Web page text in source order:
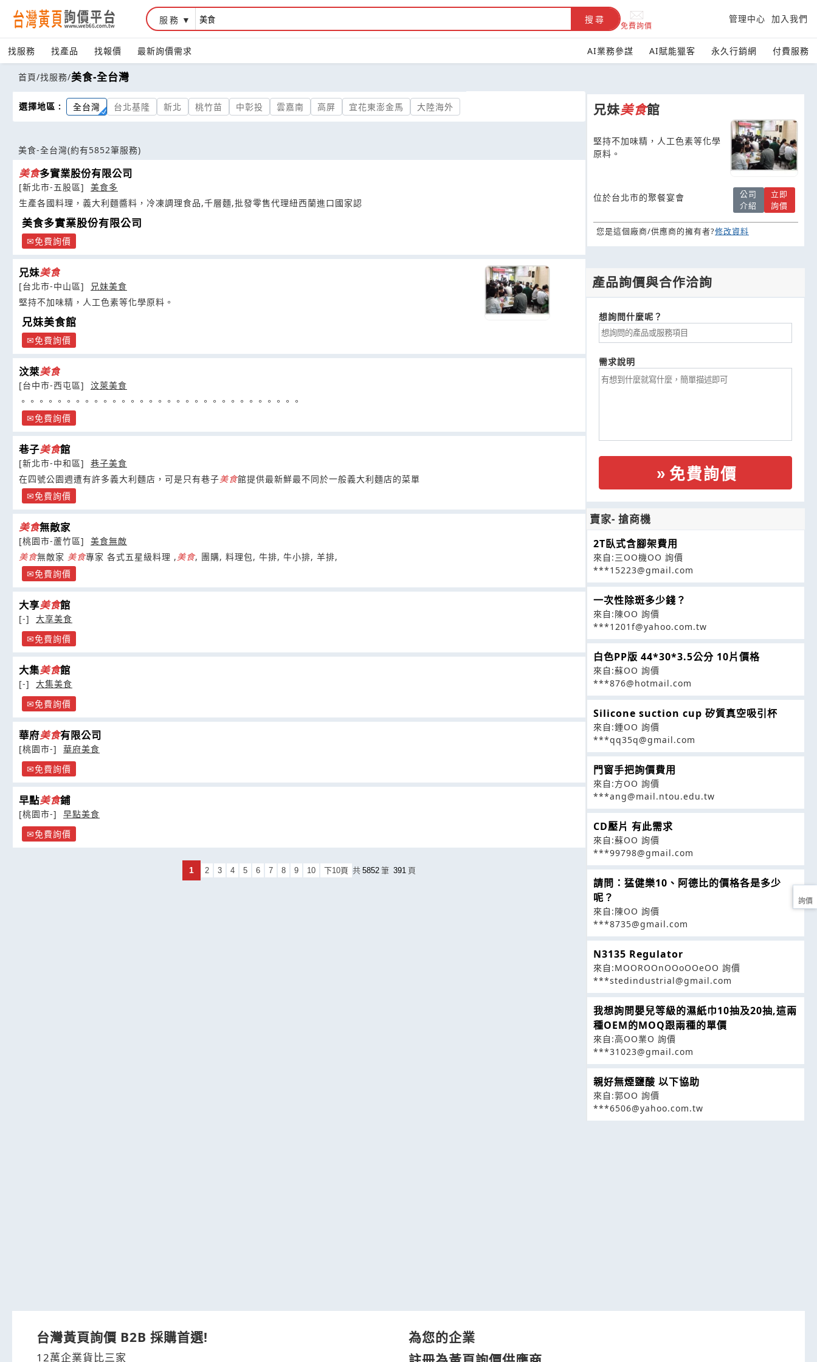
服務 搜尋
免費詢價
管理中心 加入我們
找服務 找產品 找報價 最新詢價需求 AI業務參謀 AI賦能獵客 永久行銷網 付費服務
首頁/找服務/美食-全台灣
選擇地區 : 全台灣 台北基隆 新北 桃竹苗 中彰投 雲嘉南 高屏 宜花東澎金馬 大陸海外
美食-全台灣(約有5852筆服務)
美食多實業股份有限公司
[新北市-五股區]
美食多
生產各國料理，義大利麵醬料，冷凍調理食品,千層麵,批發零售代理紐西蘭進口國家認
美食多實業股份有限公司
免費詢價
兄妹美食
[台北市-中山區]
兄妹美食
堅持不加味精，人工色素等化學原料。
兄妹美食館
免費詢價
汶萊美食
[台中市-西屯區]
汶萊美食
。。。。。。。。。。。。。。。。。。。。。。。。。。。。。。。
免費詢價
巷子美食館
[新北市-中和區]
巷子美食
在四號公園週遭有許多義大利麵店，可是只有巷子美食館提供最新鮮最不同於一般義大利麵店的菜單
免費詢價
美食無敵家
[桃園市-蘆竹區]
美食無敵
美食無敵家 美食專家 各式五星級料理 , 美食, 團購, 料理包, 牛排, 牛小排, 羊排,
免費詢價
大享美食館
[-]
大享美食
免費詢價
大集美食館
[-]
大集美食
免費詢價
華府美食有限公司
[桃園市-]
華府美食
免費詢價
早點美食鋪
[桃園市-]
早點美食
免費詢價
1 2 3 4 5 6 7 8 9 10 下10頁 共 5852 筆 391 頁
兄妹美食館
堅持不加味精，人工色素等化學
原料。
位於台北市的聚餐宴會
公司
介紹
立即
詢價
您是這個廠商/供應商的擁有者?修改資料
產品詢價與合作洽詢
想詢問什麼呢？
需求說明
免費詢價
賣家- 搶商機
2T臥式含腳架費用
來自:三OO機OO 詢價
***15223@gmail.com
一次性除斑多少錢？
來自:陳OO 詢價
***1201f@yahoo.com.tw
白色PP版 44*30*3.5公分 10片價格
來自:蘇OO 詢價
***876@hotmail.com
Silicone suction cup 矽質真空吸引杯
來自:鍾OO 詢價
***qq35q@gmail.com
門窗手把詢價費用
來自:方OO 詢價
***ang@mail.ntou.edu.tw
CD壓片 有此需求
來自:蘇OO 詢價
***99798@gmail.com
請問：猛健樂10、阿德比的價格各是多少
呢？
來自:陳OO 詢價
***8735@gmail.com
N3135 Regulator
來自:MOOROOnOOoOOeOO 詢價
***stedindustrial@gmail.com
我想詢問嬰兒等級的濕紙巾10抽及20抽,這兩
種OEM的MOQ跟兩種的單價
來自:高OO業O 詢價
***31023@gmail.com
親好無煙鹽酸 以下協助
來自:郭OO 詢價
***6506@yahoo.com.tw
台灣黃頁詢價 B2B 採購首選!
12萬企業貨比三家
為您的企業
詢價